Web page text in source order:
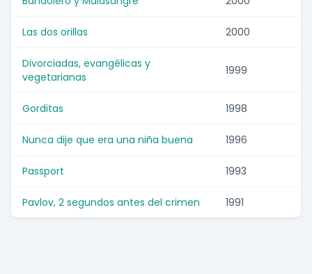
Las dos orillas 2000
Divorciadas, evangélicas y
vegetarianas
1999
Gorditas 1998
Nunca dije que era una niña buena 1996
Passport 1993
Pavlov, 2 segundos antes del crimen 1991